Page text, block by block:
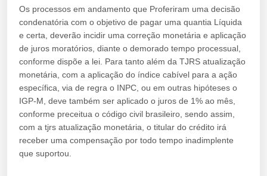
Os processos em andamento que Proferiram uma decisão
condenatória com o objetivo de pagar uma quantia Líquida
e certa, deverão incidir uma correção monetária e aplicação
de juros moratórios, diante o demorado tempo processual,
conforme dispõe a lei. Para tanto além da TJRS atualização
monetária, com a aplicação do índice cabível para a ação
específica, via de regra o INPC, ou em outras hipóteses o
IGP-M, deve também ser aplicado o juros de 1% ao mês,
conforme preceitua o código civil brasileiro, sendo assim,
com a tjrs atualização monetária, o titular do crédito irá
receber uma compensação por todo tempo inadimplente
que suportou.